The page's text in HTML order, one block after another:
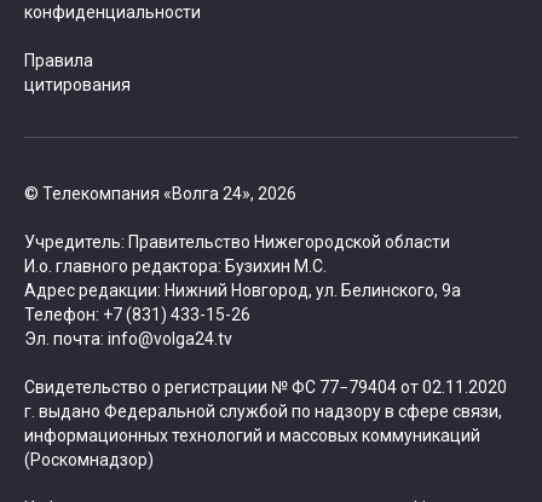
© Телекомпания «Волга 24», 2026
Учредитель: Правительство Нижегородской области
И.о. главного редактора: Бузихин М.С.
Адрес редакции: Нижний Новгород, ул. Белинского, 9а
Телефон: +7 (831) 433-15-26
Эл. почта: info@volga24.tv
Свидетельство о регистрации № ФС 77−79404 от 02.11.2020
г. выдано Федеральной службой по надзору в сфере связи,
информационных технологий и массовых коммуникаций
(Роскомнадзор)
конфиденциальности
Правила
цитирования